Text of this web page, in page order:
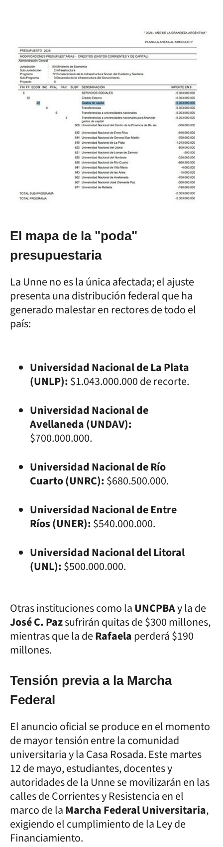
El mapa de la "poda"
presupuestaria
La Unne no es la única afectada; el ajuste
presenta una distribución federal que ha
generado malestar en rectores de todo el
país:
Universidad Nacional de La Plata
(UNLP):$1.043.000.000 de recorte.
Universidad Nacional de
Avellaneda (UNDAV):
$700.000.000.
Universidad Nacional de Río
Cuarto (UNRC):$680.500.000.
Universidad Nacional de Entre
Ríos (UNER):$540.000.000.
Universidad Nacional del Litoral
(UNL):$500.000.000.
Otras instituciones como laUNCPBAy la de
José C. Pazsufrirán quitas de $300 millones,
mientras que la deRafaelaperderá $190
millones.
Tensión previa a la Marcha
Federal
El anuncio oficial se produce en el momento
de mayor tensión entre la comunidad
universitaria y la Casa Rosada. Este martes
12 de mayo, estudiantes, docentes y
autoridades de la Unne se movilizarán en las
calles de Corrientes y Resistencia en el
marco de laMarcha Federal Universitaria,
exigiendo el cumplimiento de la Ley de
Financiamiento.